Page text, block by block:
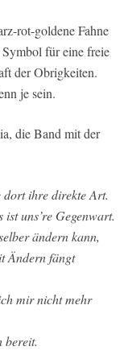
rot-goldene Fahne
für eine freie
der Obrigkeiten.
je sein.
die Band mit der
dort ihre direkte Art.
uns’re Gegenwart.
ändern kann,
Ändern fängt
mir nicht mehr
bereit.